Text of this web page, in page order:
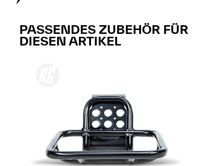
PASSENDES ZUBEHÖR FÜR
DIESEN ARTIKEL